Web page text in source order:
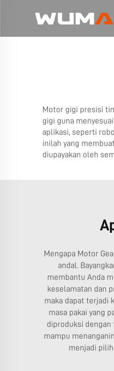
Motor gigi presisi
gigi guna
aplikasi, seperti
inilah yang
diupayakan oleh
Mengapa Motor
andal.
membantu Anda
keselamatan dan
maka dapat terjadi
masa pakai yang
diproduksi
mampu
menjadi